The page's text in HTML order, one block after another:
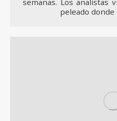
semanas. Los analistas
peleado donde